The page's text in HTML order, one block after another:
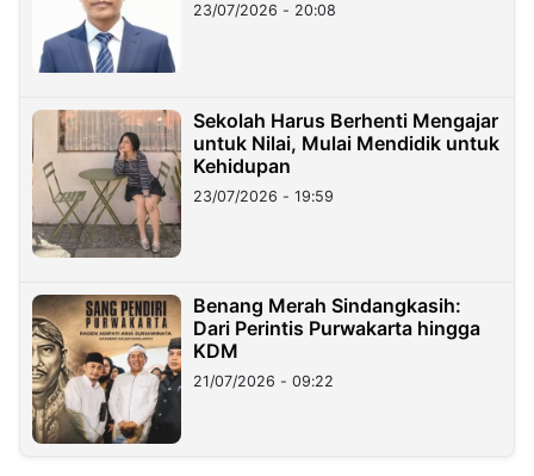
23/07/2026 - 20:08
Sekolah Harus Berhenti Mengajar
untuk Nilai, Mulai Mendidik untuk
Kehidupan
23/07/2026 - 19:59
Benang Merah Sindangkasih:
Dari Perintis Purwakarta hingga
KDM
21/07/2026 - 09:22